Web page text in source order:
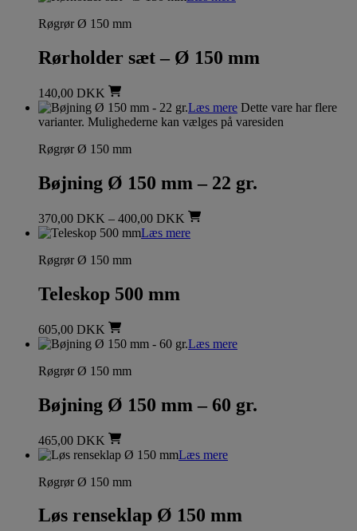
Røgrør Ø 150 mm
Rørholder sæt – Ø 150 mm
140,00 DKK
Læs mere Dette vare har flere
varianter. Mulighederne kan vælges på varesiden
Røgrør Ø 150 mm
Bøjning Ø 150 mm – 22 gr.
370,00 DKK – 400,00 DKK
Læs mere
Røgrør Ø 150 mm
Teleskop 500 mm
605,00 DKK
Læs mere
Røgrør Ø 150 mm
Bøjning Ø 150 mm – 60 gr.
465,00 DKK
Læs mere
Røgrør Ø 150 mm
Løs renseklap Ø 150 mm